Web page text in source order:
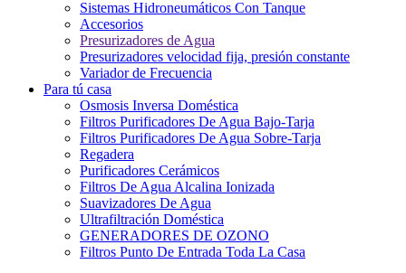
Sistemas Hidroneumáticos Con Tanque
Accesorios
Presurizadores de Agua
Presurizadores velocidad fija, presión constante
Variador de Frecuencia
Para tú casa
Osmosis Inversa Doméstica
Filtros Purificadores De Agua Bajo-Tarja
Filtros Purificadores De Agua Sobre-Tarja
Regadera
Purificadores Cerámicos
Filtros De Agua Alcalina Ionizada
Suavizadores De Agua
Ultrafiltración Doméstica
GENERADORES DE OZONO
Filtros Punto De Entrada Toda La Casa